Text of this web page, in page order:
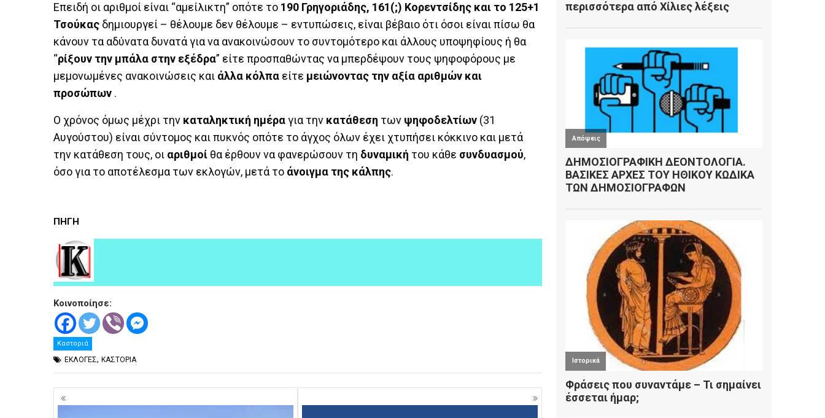
Επειδή οι αριθμοί είναι “αμείλικτη” οπότε το 190 Γρηγοριάδης, 161(;) Κορεντσίδης και το 125+1
Τσούκας δημιουργεί – θέλουμε δεν θέλουμε – εντυπώσεις, είναι βέβαιο ότι όσοι είναι πίσω θα
κάνουν τα αδύνατα δυνατά για να ανακοινώσουν το συντομότερο και άλλους υποψηφίους ή θα
“ρίξουν την μπάλα στην εξέδρα” είτε προσπαθώντας να μπερδέψουν τους ψηφοφόρους με
μεμονωμένες ανακοινώσεις και άλλα κόλπα είτε μειώνοντας την αξία αριθμών και
προσώπων .
Ο χρόνος όμως μέχρι την καταληκτική ημέραγια την κατάθεση των ψηφοδελτίων (31
Αυγούστου) είναι σύντομος και πυκνός οπότε το άγχος όλων έχει χτυπήσει κόκκινο και μετά
την κατάθεση τους, οι αριθμοί θα έρθουν να φανερώσουν τη δυναμική του κάθε συνδυασμού,
όσο για το αποτέλεσμα των εκλογών, μετά το άνοιγμα της κάλπης.
ΠΗΓΗ
Κοινοποίησε:
Καστοριά
ΕΚΛΟΓΕΣ, ΚΑΣΤΟΡΙΑ
Πλοήγηση
άρθρων